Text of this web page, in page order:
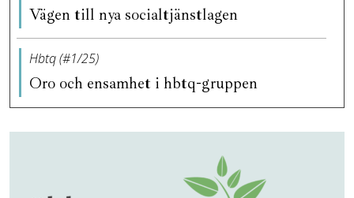
Vägen till nya socialtjänstlagen
Hbtq (#1/25)
Oro och ensamhet i hbtq-gruppen